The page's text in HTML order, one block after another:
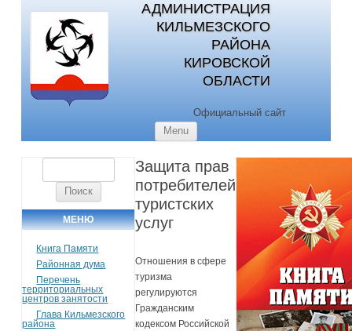
АДМИНИСТРАЦИЯ
КИЛЬМЕЗСКОГО
РАЙОНА
КИРОВСКОЙ
ОБЛАСТИ
Официальный сайт
Menu
МЕНЮ
Книга Памяти
Районная дума
Перечень
территориальных
центров занятости
Глава Кильмезского
района
Защита прав
потребителей
туристских
услуг
Отношения в сфере
туризма
регулируются
Гражданским
кодексом Российской